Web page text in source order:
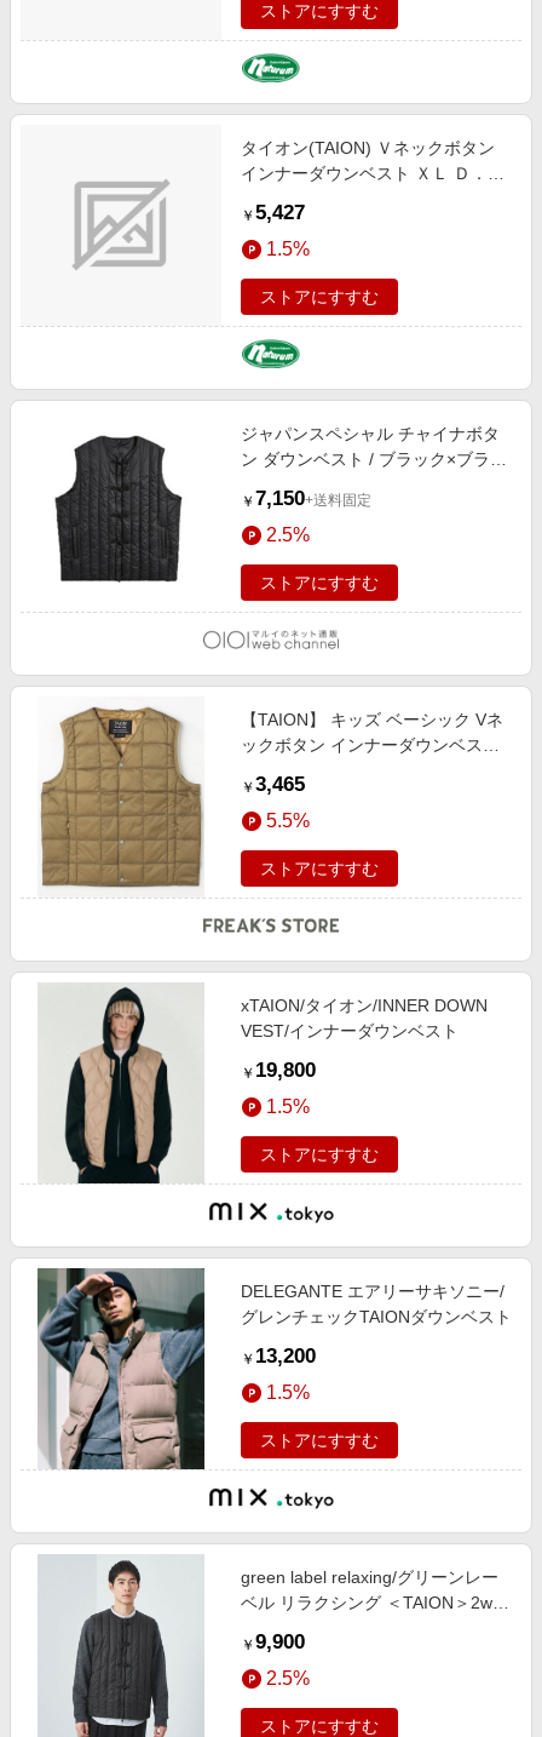
ストアにすすむ
タイオン(TAION) Ｖネックボタン
インナーダウンベスト ＸＬ Ｄ．Ｏ
￥ 5,427
1.5%
ストアにすすむ
ジャパンスペシャル チャイナボタ
ン ダウンベスト / ブラック×ブラッ
ク
￥ 7,150+送料固定
2.5%
ストアにすすむ
【TAION】 キッズ ベーシック Vネ
ックボタン インナーダウンベスト /
￥ 3,465
5.5%
ストアにすすむ
xTAION/タイオン/INNER DOWN
VEST/インナーダウンベスト
￥ 19,800
1.5%
ストアにすすむ
DELEGANTE エアリーサキソニー/
グレンチェックTAIONダウンベスト
￥ 13,200
1.5%
ストアにすすむ
green label relaxing/グリーンレー
ベル リラクシング ＜TAION＞2way
￥ 9,900
2.5%
ストアにすすむ